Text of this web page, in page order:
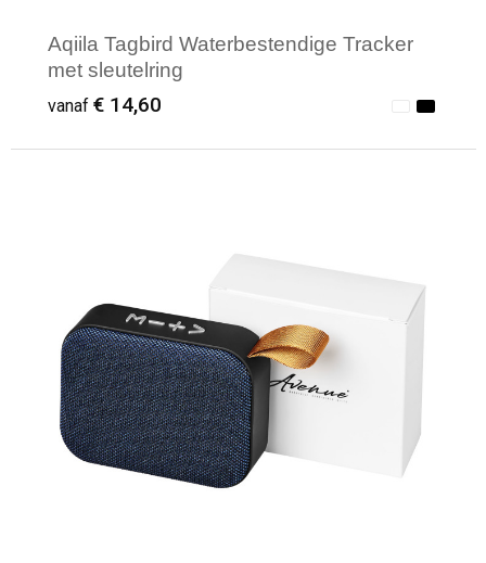
Aqiila Tagbird Waterbestendige Tracker
met sleutelring
vanaf € 14,60